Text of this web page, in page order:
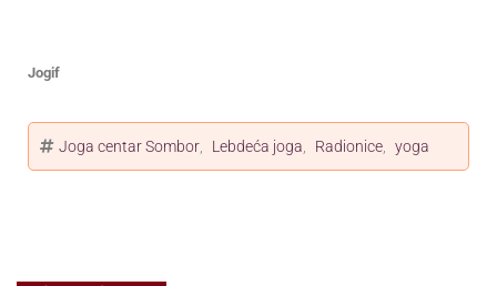
Jogif
Joga centar Sombor, Lebdeća joga, Radionice, yoga